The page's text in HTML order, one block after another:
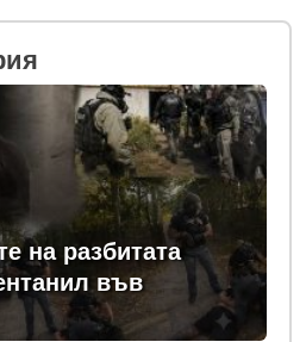
на разбитата
във